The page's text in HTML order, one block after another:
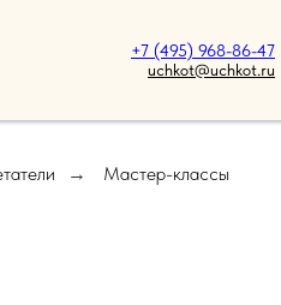
+7 (495) 968-86-47
uchkot@uchkot.ru
→ Мастер-классы